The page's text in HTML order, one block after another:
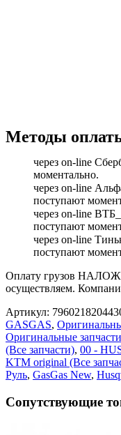
Методы
через on-line
моментально.
через on-line
поступают
через on-line
поступают
через on-line
поступают
Оплату грузов
осуществляем.
Артикул:
GASGAS,
Оригинальные
(Все запчасти), 00 -
KTM original (Все
Руль, GasGas New,
Сопутствующие